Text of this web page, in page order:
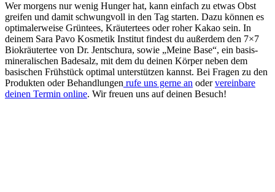
Wer morgens nur wenig Hunger hat, kann einfach zu etwas Obst
greifen und damit schwungvoll in den Tag starten. Dazu können es
optimalerweise Grüntees, Kräutertees oder roher Kakao sein. In
deinem Sara Pavo Kosmetik Institut findest du außerdem den 7×7
Biokräutertee von Dr. Jentschura, sowie „Meine Base“, ein basis-
mineralischen Badesalz, mit dem du deinen Körper neben dem
basischen Frühstück optimal unterstützen kannst. Bei Fragen zu den
Produkten oder Behandlungen rufe uns gerne an odervereinbare
deinen Termin online. Wir freuen uns auf deinen Besuch!